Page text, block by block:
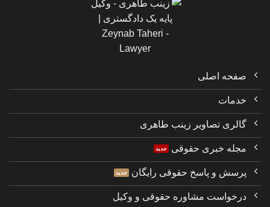
صفحه اصلی
خدمات
گالری تصاویر زینب طاهری
مجله خبری حقوقی
پرسش و پاسخ حقوقی رایگان
درخواست مشاوره حقوقی و وکیل